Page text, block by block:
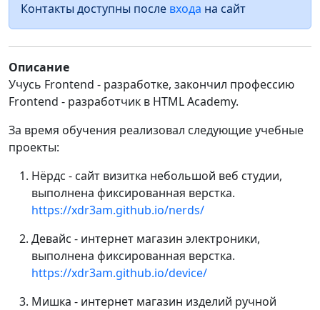
Контакты доступны после входа на сайт
Описание
Учусь Frontend - разработке, закончил профессию
Frontend - разработчик в HTML Academy.
За время обучения реализовал следующие учебные
проекты:
Нёрдс - сайт визитка небольшой веб студии,
выполнена фиксированная верстка.
https://xdr3am.github.io/nerds/
Девайс - интернет магазин электроники,
выполнена фиксированная верстка.
https://xdr3am.github.io/device/
Мишка - интернет магазин изделий ручной